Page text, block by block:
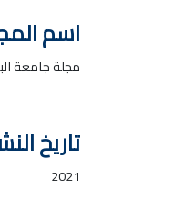
اسم
مجلة جامعة
تاريخ
2021